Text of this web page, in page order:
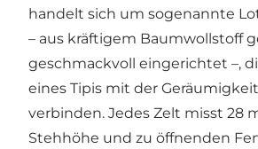
handelt sich um sogenannte
– aus kräftigem Baumwollstoff
geschmackvoll eingerichtet –,
eines Tipis mit der
verbinden. Jedes Zelt misst 28
Stehhöhe und zu öffnenden